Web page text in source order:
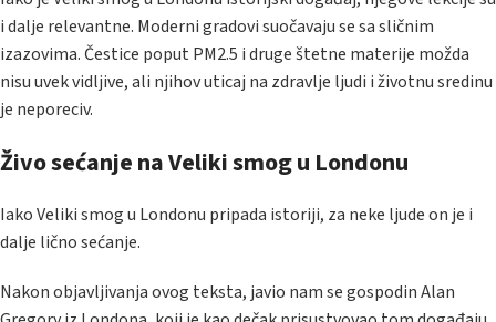
i dalje relevantne. Moderni gradovi suočavaju se sa sličnim
izazovima. Čestice poput PM2.5 i druge štetne materije možda
nisu uvek vidljive, ali njihov uticaj na zdravlje ljudi i životnu sredinu
je neporeciv.
Živo sećanje na Veliki smog u Londonu
Iako Veliki smog u Londonu pripada istoriji, za neke ljude on je i
dalje lično sećanje.
Nakon objavljivanja ovog teksta, javio nam se gospodin Alan